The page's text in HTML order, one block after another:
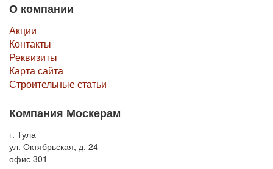
О компании
Акции
Контакты
Реквизиты
Карта сайта
Строительные статьи
Компания Москерам
г. Тула
ул. Октябрьская, д. 24
офис 301